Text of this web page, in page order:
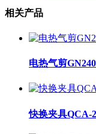
相关产品
电热气剪GN240
快换夹具QCA-